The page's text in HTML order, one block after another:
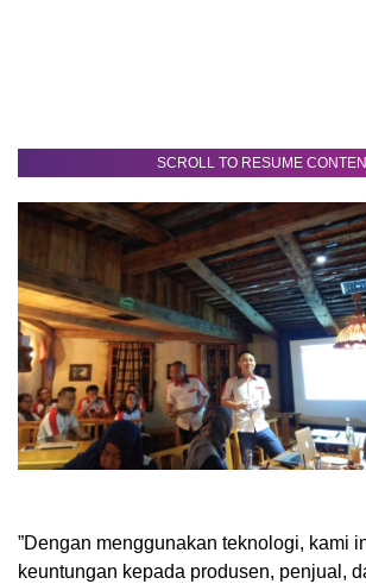
SCROLL TO RESUME
”Dengan menggunakan teknologi, kami
keuntungan kepada produsen, penjual,